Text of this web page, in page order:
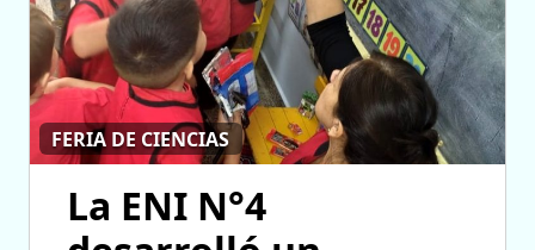
FERIA DE CIENCIAS
La ENI N°4